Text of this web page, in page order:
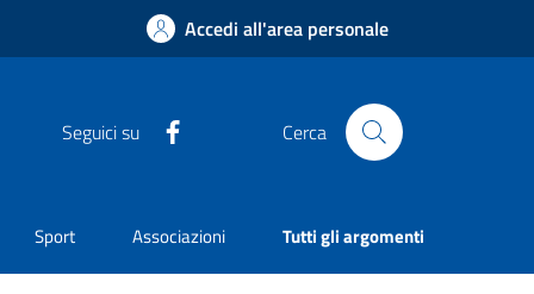
Accedi all'area personale
Seguici su Cerca
Sport Associazioni Tutti gli argomenti